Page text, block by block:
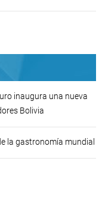
inaugura una nueva
Bolivia
la gastronomía mundial